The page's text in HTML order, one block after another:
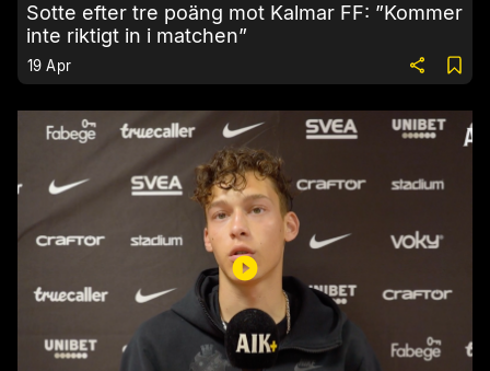
Sotte efter tre poäng mot Kalmar FF: ”Kommer
inte riktigt in i matchen”
19 Apr